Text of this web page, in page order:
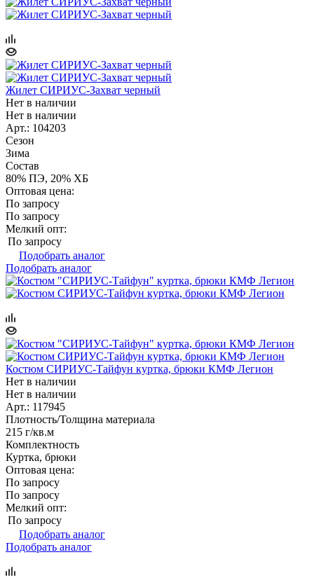
Жилет СИРИУС-Захват черный
Нет в наличии
Нет в наличии
Арт.: 104203
Сезон
Зима
Состав
80% ПЭ, 20% ХБ
Оптовая цена:
По запросу
По запросу
Мелкий опт:
По запросу
Подобрать аналог
Подобрать аналог
Костюм СИРИУС-Тайфун куртка, брюки КМФ Легион
Нет в наличии
Нет в наличии
Арт.: 117945
Плотность/Толщина материала
215 г/кв.м
Комплектность
Куртка, брюки
Оптовая цена:
По запросу
По запросу
Мелкий опт:
По запросу
Подобрать аналог
Подобрать аналог